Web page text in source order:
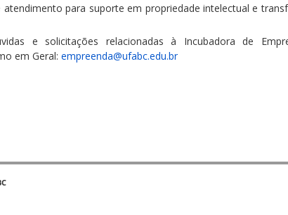
atendimento para suporte em propriedade intelectual e
e solicitações relacionadas à Incubadora de
em Geral: empreenda@ufabc.edu.br